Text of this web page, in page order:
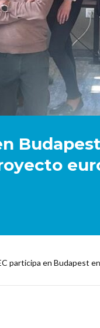
participa en Budapest